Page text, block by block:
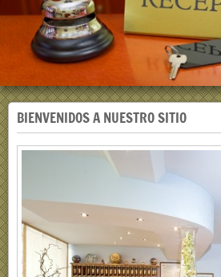
BIENVENIDOS A NUESTRO SITIO